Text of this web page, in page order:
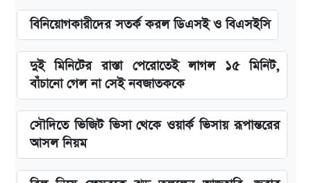
বিনিয়োগকারীদের সতর্ক করল ডিএসই ও বিএসইসি
দুই মিনিটের রাস্তা পেরোতেই লাগল ১৫ মিনিট,
বাঁচানো গেল না সেই নবজাতককে
সৌদিতে ভিজিট ভিসা থেকে ওয়ার্ক ভিসায় রূপান্তরের
আসল নিয়ম